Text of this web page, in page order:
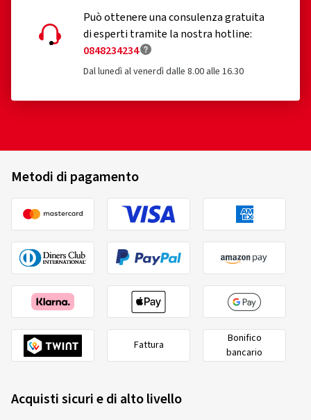
Può ottenere una consulenza gratuita
di esperti tramite la nostra hotline:
0848234234
Dal lunedì al venerdì dalle 8.00 alle 16.30
Metodi di pagamento
Fattura
Bonifico
bancario
Acquisti sicuri e di alto livello